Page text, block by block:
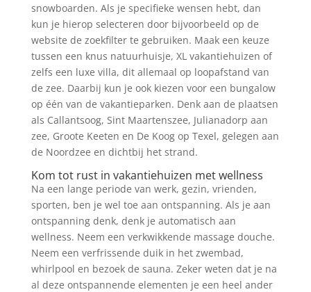
snowboarden. Als je specifieke wensen hebt, dan
kun je hierop selecteren door bijvoorbeeld op de
website de zoekfilter te gebruiken. Maak een keuze
tussen een knus natuurhuisje, XL vakantiehuizen of
zelfs een luxe villa, dit allemaal op loopafstand van
de zee. Daarbij kun je ook kiezen voor een bungalow
op één van de vakantieparken. Denk aan de plaatsen
als Callantsoog, Sint Maartenszee, Julianadorp aan
zee, Groote Keeten en De Koog op Texel, gelegen aan
de Noordzee en dichtbij het strand.
Kom tot rust in vakantiehuizen met wellness
Na een lange periode van werk, gezin, vrienden,
sporten, ben je wel toe aan ontspanning. Als je aan
ontspanning denk, denk je automatisch aan
wellness. Neem een verkwikkende massage douche.
Neem een verfrissende duik in het zwembad,
whirlpool en bezoek de sauna. Zeker weten dat je na
al deze ontspannende elementen je een heel ander